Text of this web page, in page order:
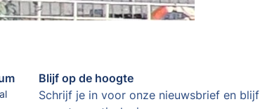
Blijf op de hoogte
Schrijf je in voor onze nieuwsbrief en